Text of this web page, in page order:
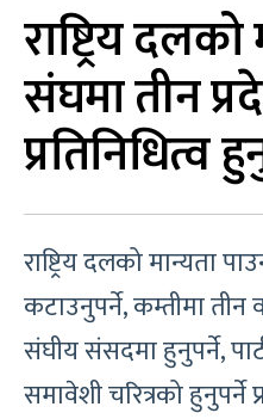
राष्ट्रिय
संघमा तीन
प्रतिनिधित्व
राष्ट्रिय दलको मान्यता
कटाउनुपर्ने, कम्तीमा तीन
संघीय संसदमा हुनुपर्ने,
समावेशी चरित्रको हुनुपर्ने